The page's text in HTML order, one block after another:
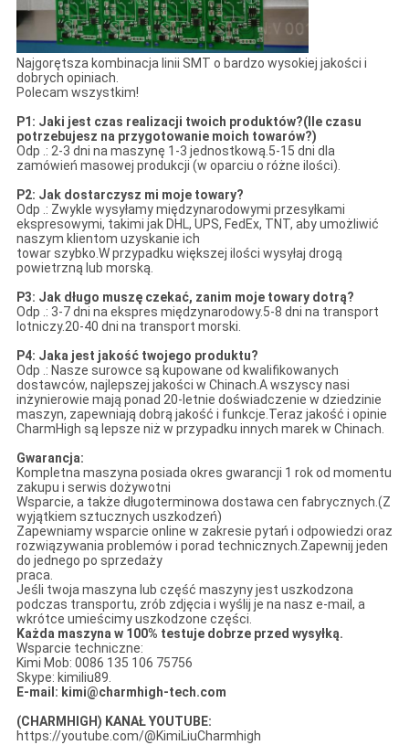
Najgorętsza kombinacja linii SMT o bardzo wysokiej jakości i
dobrych opiniach.
Polecam wszystkim!
P1: Jaki jest czas realizacji twoich produktów?(Ile czasu
potrzebujesz na przygotowanie moich towarów?)
Odp .: 2-3 dni na maszynę 1-3 jednostkową.5-15 dni dla
zamówień masowej produkcji (w oparciu o różne ilości).
P2: Jak dostarczysz mi moje towary?
Odp .: Zwykle wysyłamy międzynarodowymi przesyłkami
ekspresowymi, takimi jak DHL, UPS, FedEx, TNT, aby umożliwić
naszym klientom uzyskanie ich
towar szybko.W przypadku większej ilości wysyłaj drogą
powietrzną lub morską.
P3: Jak długo muszę czekać, zanim moje towary dotrą?
Odp .: 3-7 dni na ekspres międzynarodowy.5-8 dni na transport
lotniczy.20-40 dni na transport morski.
P4: Jaka jest jakość twojego produktu?
Odp .: Nasze surowce są kupowane od kwalifikowanych
dostawców, najlepszej jakości w Chinach.A wszyscy nasi
inżynierowie mają ponad 20-letnie doświadczenie w dziedzinie
maszyn, zapewniają dobrą jakość i funkcje.Teraz jakość i opinie
CharmHigh są lepsze niż w przypadku innych marek w Chinach.
Gwarancja:
Kompletna maszyna posiada okres gwarancji 1 rok od momentu
zakupu i serwis dożywotni
Wsparcie, a także długoterminowa dostawa cen fabrycznych.(Z
wyjątkiem sztucznych uszkodzeń)
Zapewniamy wsparcie online w zakresie pytań i odpowiedzi oraz
rozwiązywania problemów i porad technicznych.Zapewnij jeden
do jednego po sprzedaży
praca.
Jeśli twoja maszyna lub część maszyny jest uszkodzona
podczas transportu, zrób zdjęcia i wyślij je na nasz e-mail, a
wkrótce umieścimy uszkodzone części.
Każda maszyna w 100% testuje dobrze przed wysyłką.
Wsparcie techniczne:
Kimi Mob: 0086 135 106 75756
Skype: kimiliu89.
E-mail: kimi@charmhigh-tech.com
(CHARMHIGH) KANAŁ YOUTUBE:
https://youtube.com/@KimiLiuCharmhigh